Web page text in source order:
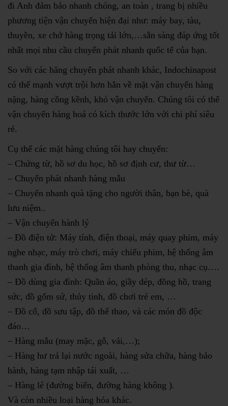
đi Anh đảm bảo nhanh chóng, an toàn , trang bị nhiều
phương tiện vận chuyển hiện đại như: máy bay, tàu,
thuyền, xe chở hàng trọng tải lớn,…sẵn sàng đáp ứng tốt
nhất mọi nhu cầu chuyển phát nhanh quốc tế của bạn.
So với các hãng chuyển phát nhanh khác, Indochinapost
có thể mạnh vượt trội hơn hẳn về mặt vận chuyển hàng
nặng, hàng cồng kềnh, khó vận chuyển. Chúng tôi có thể
vận chuyển hàng hoá có kích thước lớn với chi phí siêu
rẻ.
Cụ thế các mặt hàng chúng tôi hay chuyển:
– Chứng từ, hồ sơ du học, hồ sơ định cư, thư từ…
– Chuyển phát nhanh hàng mẫu
– Chuyển nhanh quà tặng cho người thân, bạn bè, quà
lưu niệm..
– Vận chuyển hành lý
– Đồ điện tử: Máy tính, điện thoại, máy quay phim, máy
nghe nhạc, máy trò chơi, máy chiếu phim, hệ thống âm
thanh gia đình, hệ thống âm thanh phòng thu, nhạc cụ….
– Đồ dùng gia đình: Quần áo, giầy dép, đồng hồ, trang
sức, đồ gốm sứ, thủy tinh, đồ chơi trẻ em, …
– Đồ cổ, đồ sưu tập, đồ thể thao, và các món đồ độc
đáo…
– Hàng mẫu (may mặc, gỗ, vải,…);
– Hàng hư trả lại nước ngoài, hàng sửa chữa, hàng bảo
hành, hàng tạm nhập tái xuất, …
– Hàng lẻ (đường biển, đường hàng không ).
Và còn nhiều loại hàng hóa khác.